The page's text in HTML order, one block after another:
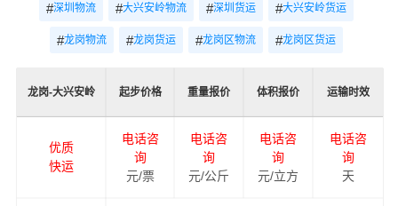
#深圳物流 #大兴安岭物流 #深圳货运 #大兴安岭货运
#龙岗物流 #龙岗货运 #龙岗区物流 #龙岗区货运
龙岗-大兴安岭 起步价格 重量报价 体积报价 运输时效
优质
快运
电话咨
询
元/票
电话咨
询
元/公斤
电话咨
询
元/立方
电话咨
询
天